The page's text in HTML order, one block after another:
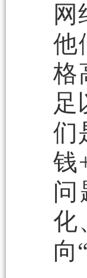
网
他
格
足
们
钱
问
化
向